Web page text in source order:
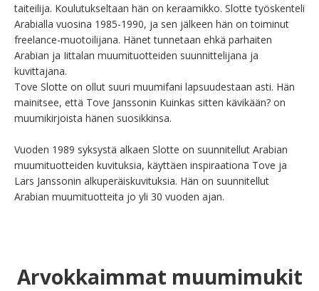
taiteilija. Koulutukseltaan hän on keraamikko. Slotte työskenteli
Arabialla vuosina 1985-1990, ja sen jälkeen hän on toiminut
freelance-muotoilijana. Hänet tunnetaan ehkä parhaiten
Arabian ja Iittalan muumituotteiden suunnittelijana ja
kuvittajana.
Tove Slotte on ollut suuri muumifani lapsuudestaan asti. Hän
mainitsee, että Tove Janssonin Kuinkas sitten kävikään? on
muumikirjoista hänen suosikkinsa.
Vuoden 1989 syksystä alkaen Slotte on suunnitellut Arabian
muumituotteiden kuvituksia, käyttäen inspiraationa Tove ja
Lars Janssonin alkuperäiskuvituksia. Hän on suunnitellut
Arabian muumituotteita jo yli 30 vuoden ajan.
Arvokkaimmat muumimukit